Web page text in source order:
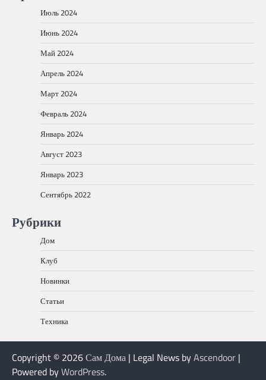
Июль 2024
Июнь 2024
Май 2024
Апрель 2024
Март 2024
Февраль 2024
Январь 2024
Август 2023
Январь 2023
Сентябрь 2022
Рубрики
Дом
Клуб
Новинки
Статьи
Техника
Copyright © 2026Сам Дома | Legal News byAscendoor |
Powered byWordPress.